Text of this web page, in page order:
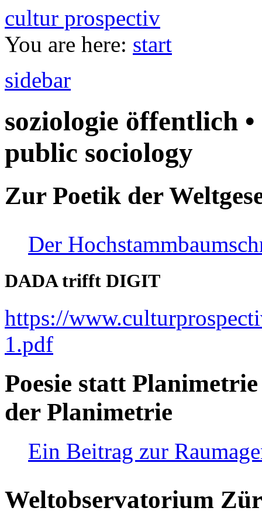
cultur prospectiv
You are here: start
sidebar
soziologie öffentlich
public sociology
Zur Poetik der
Der
DADA trifft DIGIT
https://
1.pdf
Poesie statt
der Planimetrie
Ein Beitrag zur
Weltobservatorium